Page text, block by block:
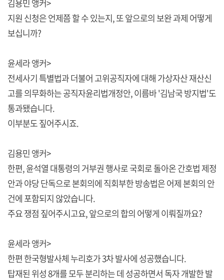
김용민 앵커>
지원 신청은 언제쯤 할 수 있는지, 또 앞으로의 보완 과제 어떻게
보십니까?
윤세라 앵커>
전세사기 특별법과 더불어 고위공직자에 대해 가상자산 재산신
고를 의무화하는 공직자윤리법개정안, 이름바 '김남국 방지법'도
통과됐습니다.
이부분도 짚어주시죠.
김용민 앵커>
한편, 윤석열 대통령의 거부권 행사로 국회로 돌아온 간호법 제정
안과 야당 단독으로 본회의에 직회부한 방송법은 어제 본회의 안
건에 포함되지 않았습니다.
주요 쟁점 짚어주시고요, 앞으로의 합의 어떻게 이뤄질까요?
윤세라 앵커>
한편 한국형발사체 누리호가 3차 발사에 성공했습니다.
탑재된 위성 8개를 모두 분리하는 데 성공하면서 독자 개발한 발